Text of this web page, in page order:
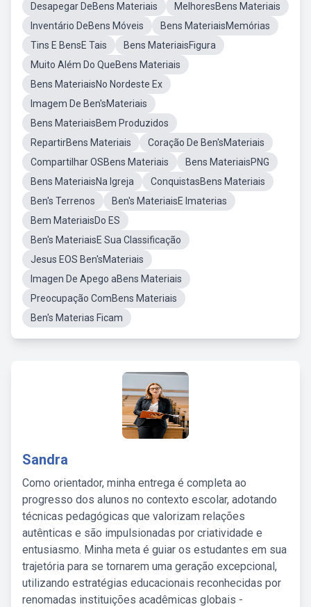
Desapegar DeBens Materiais
MelhoresBens Materiais
Inventário DeBens Móveis
Bens MateriaisMemórias
Tins E BensE Tais
Bens MateriaisFigura
Muito Além Do QueBens Materiais
Bens MateriaisNo Nordeste Ex
Imagem De Ben'sMateriais
Bens MateriaisBem Produzidos
RepartirBens Materiais
Coração De Ben'sMateriais
Compartilhar OSBens Materiais
Bens MateriaisPNG
Bens MateriaisNa Igreja
ConquistasBens Materiais
Ben's Terrenos
Ben's MateriaisE Imaterias
Bem MateriaisDo ES
Ben's MateriaisE Sua Classificação
Jesus EOS Ben'sMateriais
Imagen De Apego aBens Materiais
Preocupação ComBens Materiais
Ben's Materias Ficam
Sandra
Como orientador, minha entrega é completa ao
progresso dos alunos no contexto escolar, adotando
técnicas pedagógicas que valorizam relações
autênticas e são impulsionadas por criatividade e
entusiasmo. Minha meta é guiar os estudantes em sua
trajetória para se tornarem uma geração excepcional,
utilizando estratégias educacionais reconhecidas por
renomadas instituições acadêmicas globais -